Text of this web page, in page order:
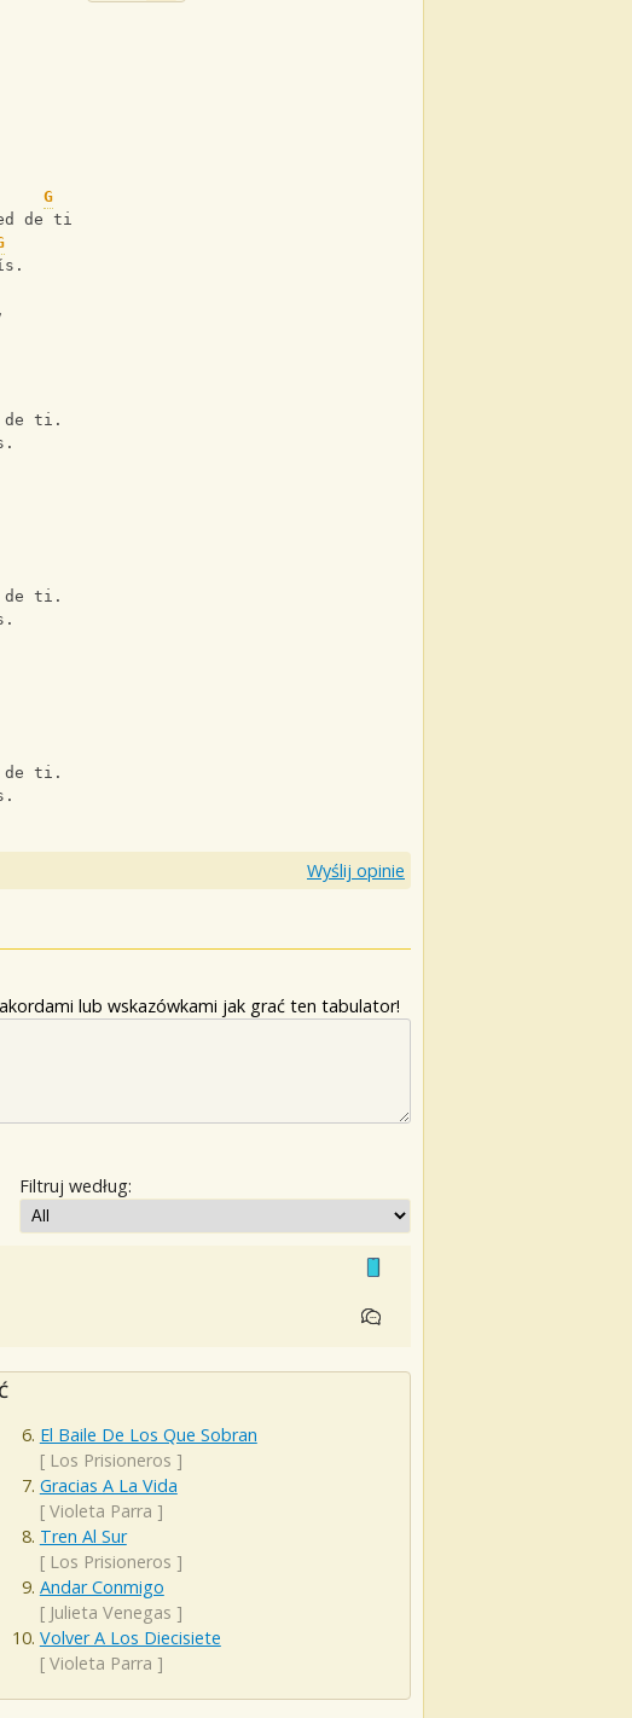
G
de ti
de ti.
de ti.
de ti.
Wyślij opinie
lub wskazówkami jak grać ten tabulator!
Filtruj według:
El Baile De Los Que Sobran
[ Los Prisioneros ]
Gracias A La Vida
[ Violeta Parra ]
Tren Al Sur
[ Los Prisioneros ]
Andar Conmigo
[ Julieta Venegas ]
Volver A Los Diecisiete
[ Violeta Parra ]